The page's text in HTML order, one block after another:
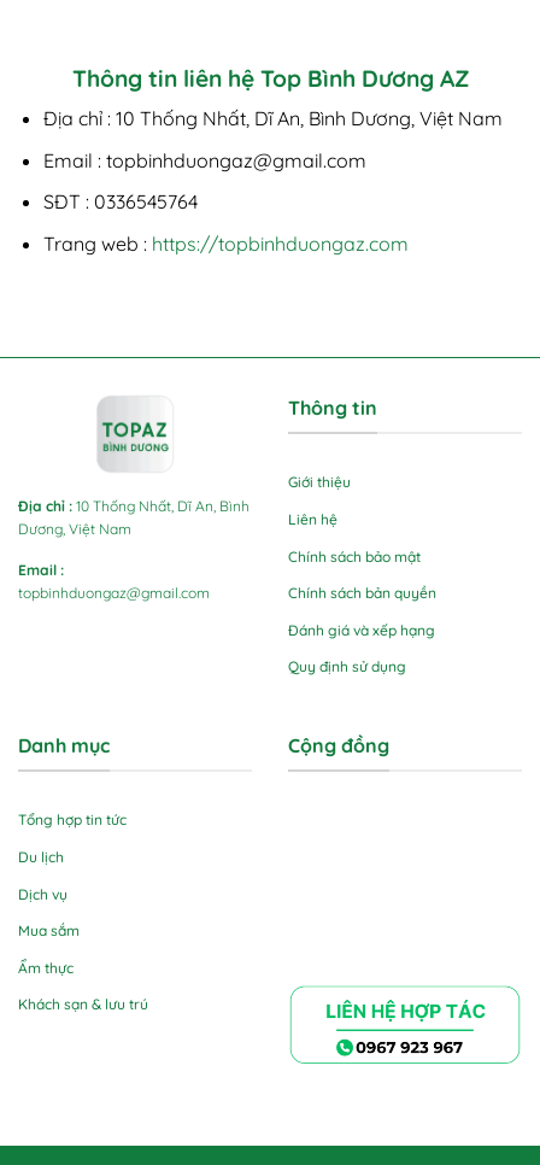
Thông tin liên hệ Top Bình Dương AZ
Địa chỉ : 10 Thống Nhất, Dĩ An, Bình Dương, Việt Nam
Email : topbinhduongaz@gmail.com
SĐT : 0336545764
Trang web : https://topbinhduongaz.com
Địa chỉ : 10 Thống Nhất, Dĩ An, Bình
Dương, Việt Nam
Email :
topbinhduongaz@gmail.com
Thông tin
Giới thiệu
Liên hệ
Chính sách bảo mật
Chính sách bản quyền
Đánh giá và xếp hạng
Quy định sử dụng
Danh mục
Tổng hợp tin tức
Du lịch
Dịch vụ
Mua sắm
Ẩm thực
Khách sạn & lưu trú
Cộng đồng